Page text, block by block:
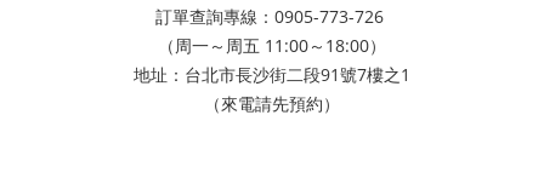
訂單查詢專線：0905-773-726
（周一～周五 11:00～18:00）
地址：台北市長沙街二段91號7樓之1
（來電請先預約）